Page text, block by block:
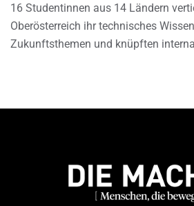
16 Studentinnen aus 14 Ländern
Oberösterreich ihr technisches
Zukunftsthemen und knüpften